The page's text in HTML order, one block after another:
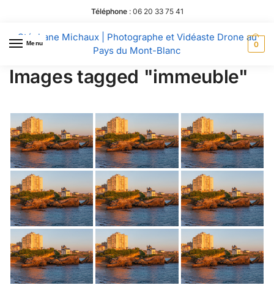
Téléphone: 06 20 33 75 41
Menu
Stéphane Michaux | Photographe et Vidéaste Drone au
Pays du Mont-Blanc
0
Images tagged "immeuble"